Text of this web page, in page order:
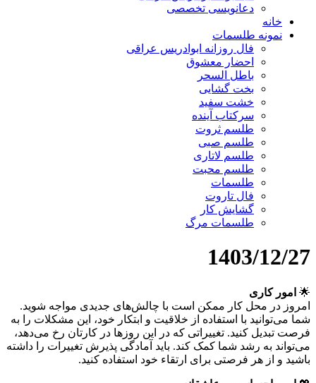
دعانویسی تخصصی
خانه
نمونه طلسمات
فال روزانه ابوادریس عراقی
احضار معشوق
باطل السحر
بخت گشایی
خشت سفید
سرکتاب آینده
طلسم ثروت
طلسم صبی
طلسم لاتاری
طلسم محبت
طلسمات
فال تاروت
گشایش کار
طلسمات مرگ
1403/12/27
🌟 امور کاری
امروز در محل کار ممکن است با چالش‌های جدیدی مواجه شوید.
شما می‌توانید با استفاده از خلاقیت و ابتکار خود، این مشکلات را به
فرصت تبدیل کنید. تغییراتی که در این روزها در کارتان رخ می‌دهد،
می‌تواند به رشد شما کمک کند. باید آمادگی پذیرش تغییرات را داشته
باشید و از هر فرصتی برای ارتقاء خود استفاده کنید.